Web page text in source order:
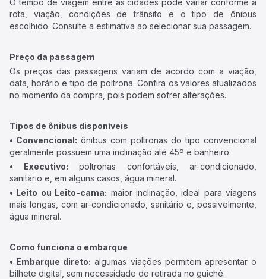
O tempo de viagem entre as cidades pode variar conforme a
rota, viação, condições de trânsito e o tipo de ônibus
escolhido. Consulte a estimativa ao selecionar sua passagem.
Preço da passagem
Os preços das passagens variam de acordo com a viação,
data, horário e tipo de poltrona. Confira os valores atualizados
no momento da compra, pois podem sofrer alterações.
Tipos de ônibus disponíveis
• Convencional: ônibus com poltronas do tipo convencional
geralmente possuem uma inclinação até 45º e banheiro.
• Executivo: poltronas confortáveis, ar-condicionado,
sanitário e, em alguns casos, água mineral.
• Leito ou Leito-cama: maior inclinação, ideal para viagens
mais longas, com ar-condicionado, sanitário e, possivelmente,
água mineral.
Como funciona o embarque
• Embarque direto: algumas viações permitem apresentar o
bilhete digital, sem necessidade de retirada no guichê.